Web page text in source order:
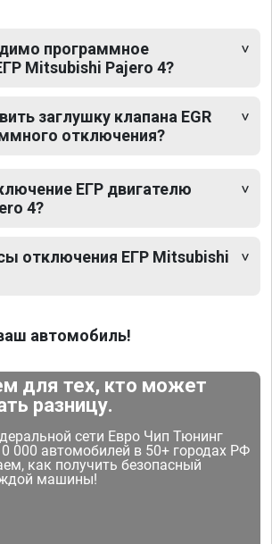
программное
Mitsubishi Pajero 4?
заглушку клапана EGR
отключения?
ЕГР двигателю
4?
отключения ЕГР Mitsubishi
автомобиль!
для тех, кто может
разницу.
сети Евро Чип Тюнинг
000 автомобилей в 50+ городах РФ
как получить безопасный
машины!